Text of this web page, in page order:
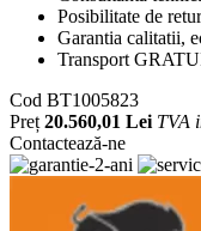
Posibilitate de
Garantia calitatii,
Transport
Cod BT1005823
Preț 20.560,01 Lei TVA
Contactează-ne